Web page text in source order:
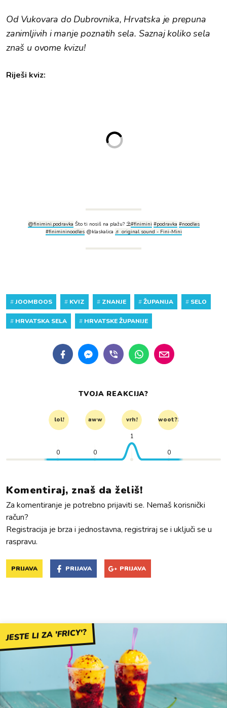
Od Vukovara do Dubrovnika, Hrvatska je prepuna
zanimljivih i manje poznatih sela. Saznaj koliko sela
znaš u ovome kvizu!
Riješi kviz:
@finimini.podravka Što ti nosiš na plažu? ⛱️#finimini #podravka #noodles
#finimininoodles@klaskalica ♬ original sound - Fini-Mini
#JOOMBOOS # KVIZ # ZNANJE #ŽUPANIJA # SELO
# HRVATSKA SELA # HRVATSKE ŽUPANIJE
TVOJA REAKCIJA?
lol! aww vrh! woot?!
0 0
1
0
Komentiraj, znaš da želiš!
Za komentiranje je potrebno prijaviti se. Nemaš korisnički
račun?
Registracija je brza i jednostavna, registriraj se i uključi se u
raspravu.
PRIJAVA PRIJAVA PRIJAVA
JESTE LI ZA 'FRICY'?